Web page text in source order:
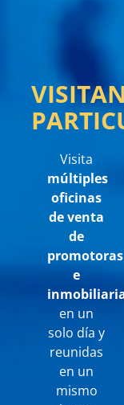
Visita
múltiples
oficinas
de venta
de
promotoras
e
en un
solo día y
reunidas
en un
mismo